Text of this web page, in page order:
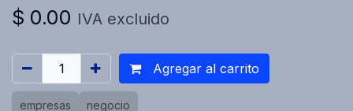
$ 0.00 IVA excluido
Agregar al carrito
empresas negocio